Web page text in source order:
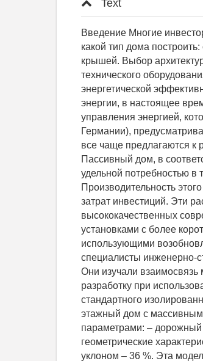
Text
Введение Многие
какой тип дома
крышей. Выбор
технического
энергетической
энергии, в настоящее
управления энергией,
Германии),
все чаще предлагаются к
Пассивный дом, в
удельной потребностью в
Производительность
затрат инвестиций. Эти
высококачественных
установками с более
использующими
специалисты инженерно-
Они изучали взаимосвязь
разработку при
стандартного
этажный дом с
параметрами: –
геометрические
уклоном – 36 %. Эта